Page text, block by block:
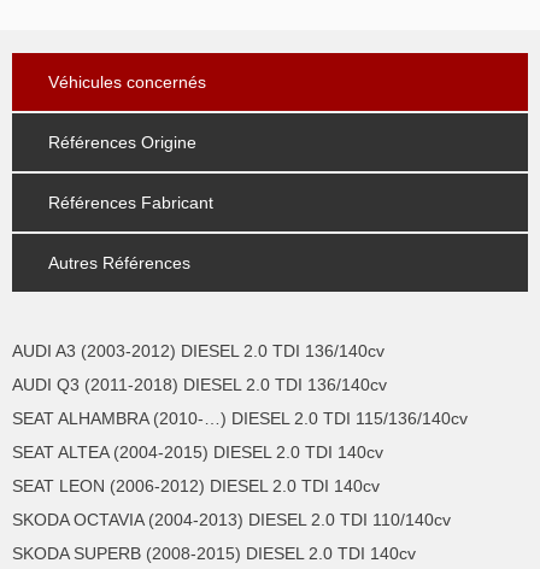
Véhicules concernés
Références Origine
Références Fabricant
Autres Références
AUDI A3 (2003-2012) DIESEL 2.0 TDI 136/140cv
AUDI Q3 (2011-2018) DIESEL 2.0 TDI 136/140cv
SEAT ALHAMBRA (2010-…) DIESEL 2.0 TDI 115/136/140cv
SEAT ALTEA (2004-2015) DIESEL 2.0 TDI 140cv
SEAT LEON (2006-2012) DIESEL 2.0 TDI 140cv
SKODA OCTAVIA (2004-2013) DIESEL 2.0 TDI 110/140cv
SKODA SUPERB (2008-2015) DIESEL 2.0 TDI 140cv